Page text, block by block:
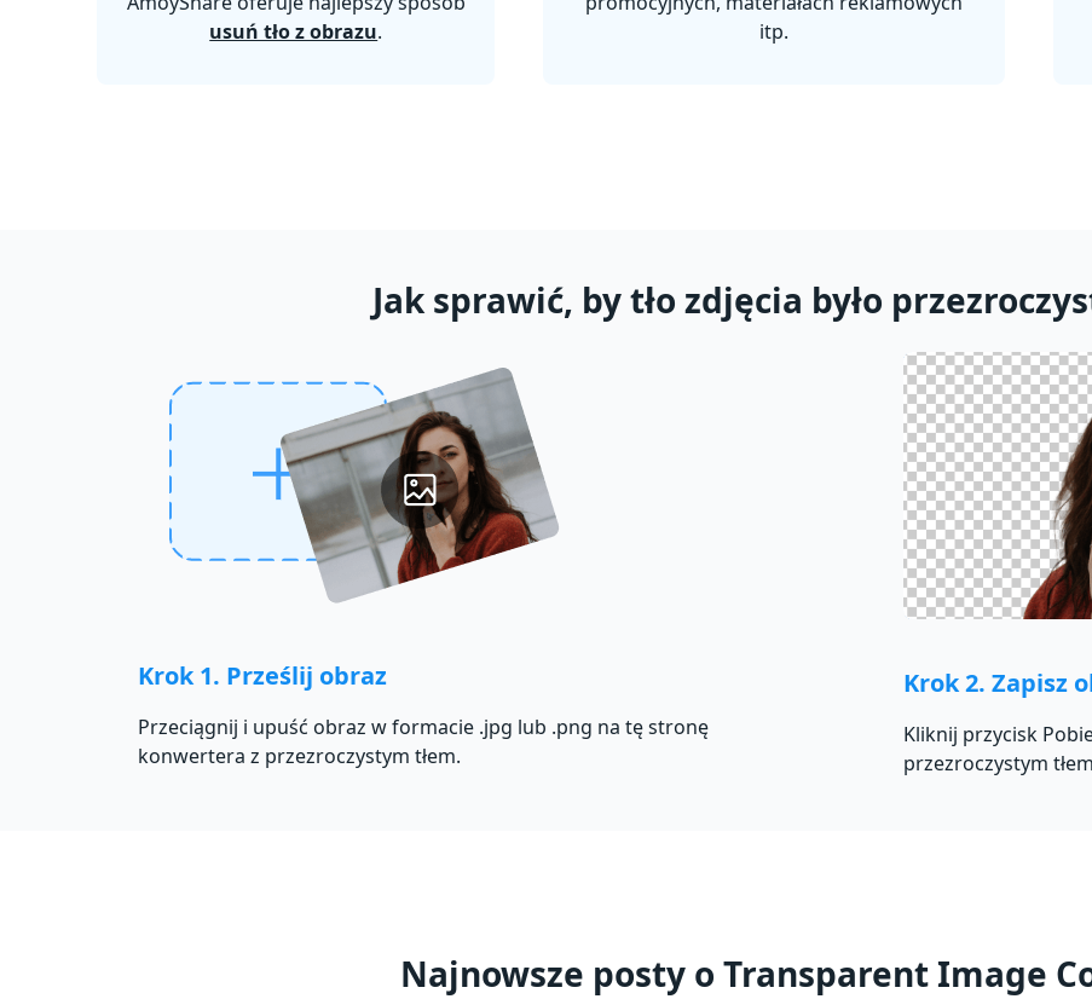
usuń tło z obrazu.
itp.
Jak sprawić, by tło zdjęcia było
Krok 1. Prześlij obraz
Przeciągnij i upuść obraz w formacie .jpg lub .png na tę stronę
konwertera z przezroczystym tłem.
Krok 2. Zapisz
Kliknij przycisk
przezroczystym
Najnowsze posty o Transparent Image